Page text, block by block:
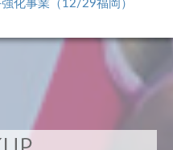
化事業（12/29福岡）